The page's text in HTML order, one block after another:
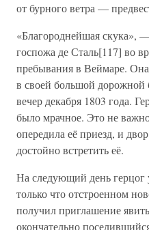
от бурного ветра —
«Благороднейшая скука»,
госпожа де Сталь[117] во
пребывания в Веймаре.
в своей большой
вечер декабря 1803 года.
было мрачное. Это не
опередила её приезд, и
достойно встретить её.
На следующий день герцог
только что отстроенном
получил приглашение
окончательно